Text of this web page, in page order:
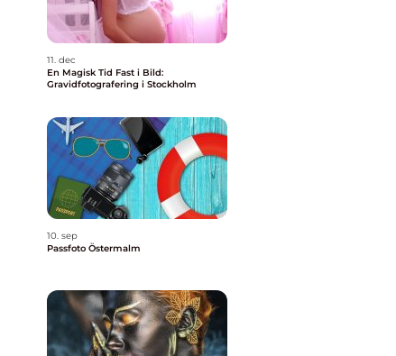
11. dec
En Magisk Tid Fast i Bild:
Gravidfotografering i Stockholm
10. sep
Passfoto Östermalm